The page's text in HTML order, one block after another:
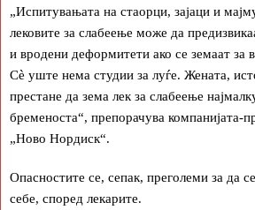
„Испитувањата на стаорци, зајаци и
лековите за слабеење може да
и вродени деформитети ако се земаат за
Сè уште нема студии за луѓе. Жената,
престане да зема лек за слабеење
бременоста“, препорачува компанијата-
„Ново Нордиск“.
Опасностите се, сепак, преголеми за да
себе, според лекарите.